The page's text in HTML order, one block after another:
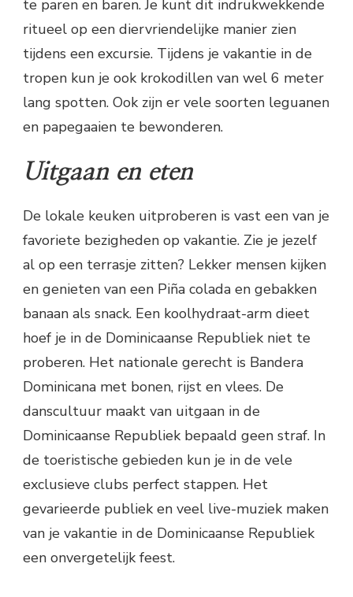
te paren en baren. Je kunt dit indrukwekkende
ritueel op een diervriendelijke manier zien
tijdens een excursie. Tijdens je vakantie in de
tropen kun je ook krokodillen van wel 6 meter
lang spotten. Ook zijn er vele soorten leguanen
en papegaaien te bewonderen.
Uitgaan en eten
De lokale keuken uitproberen is vast een van je
favoriete bezigheden op vakantie. Zie je jezelf
al op een terrasje zitten? Lekker mensen kijken
en genieten van een Piña colada en gebakken
banaan als snack. Een koolhydraat-arm dieet
hoef je in de Dominicaanse Republiek niet te
proberen. Het nationale gerecht is Bandera
Dominicana met bonen, rijst en vlees. De
danscultuur maakt van uitgaan in de
Dominicaanse Republiek bepaald geen straf. In
de toeristische gebieden kun je in de vele
exclusieve clubs perfect stappen. Het
gevarieerde publiek en veel live-muziek maken
van je vakantie in de Dominicaanse Republiek
een onvergetelijk feest.